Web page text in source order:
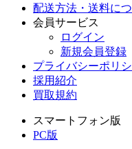
配送方法・送料に
会員サービス
ログイン
新規会員登録
プライバシーポリ
採用紹介
買取規約
スマートフォン版
PC版